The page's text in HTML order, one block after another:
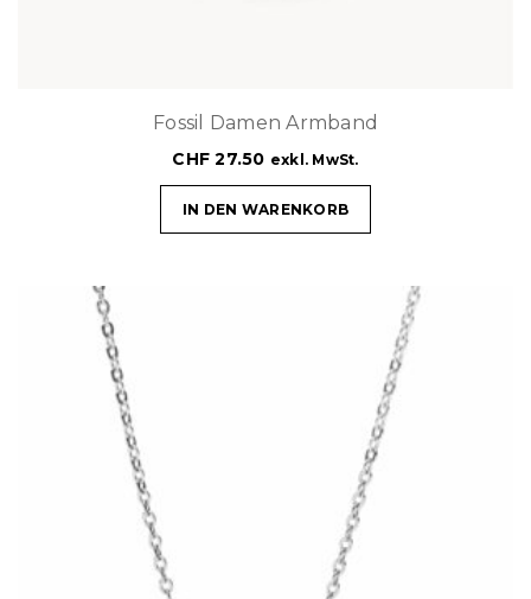
Fossil Damen Armband
CHF 27.50 exkl. MwSt.
IN DEN WARENKORB